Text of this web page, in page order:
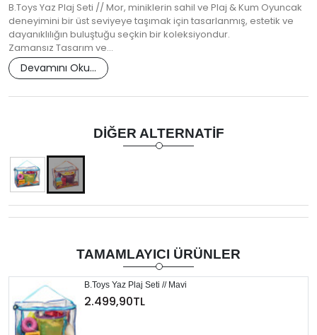
B.Toys Yaz Plaj Seti // Mor, miniklerin sahil ve Plaj & Kum Oyuncak
deneyimini bir üst seviyeye taşımak için tasarlanmış, estetik ve
dayanıklılığın buluştuğu seçkin bir koleksiyondur.
Zamansız Tasarım ve…
Devamını Oku...
DIĞER ALTERNATIF
TAMAMLAYICI ÜRÜNLER
B.Toys Yaz Plaj Seti // Mavi
2.499,90TL